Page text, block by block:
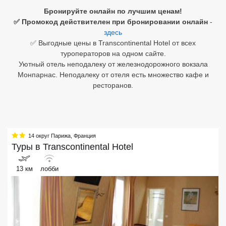
Бронируйте онлайн по лучшим ценам!
✅ Промокод действителен при бронировании онлайн -
здесь
✅ Выгодные цены в Transcontinental Hotel от всех
туроператоров на одном сайте.
Уютный отель неподалеку от железнодорожного вокзала
Монпарнас. Неподалеку от отеля есть множество кафе и
ресторанов.
14 округ Парижа Франция
Туры в Transcontinental Hotel
13 км лобби
Египет
Бали
Северный Гоа
Южный Гоа
Занзибар
Абхазия
Большой Сочи